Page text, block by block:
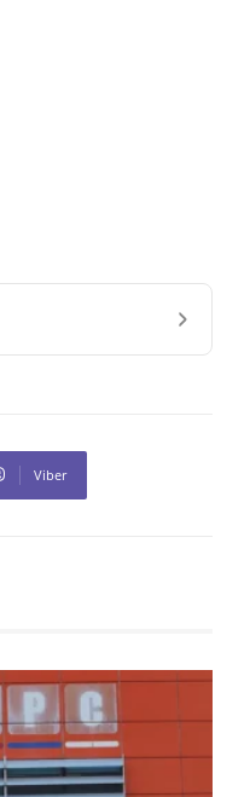
›
Viber